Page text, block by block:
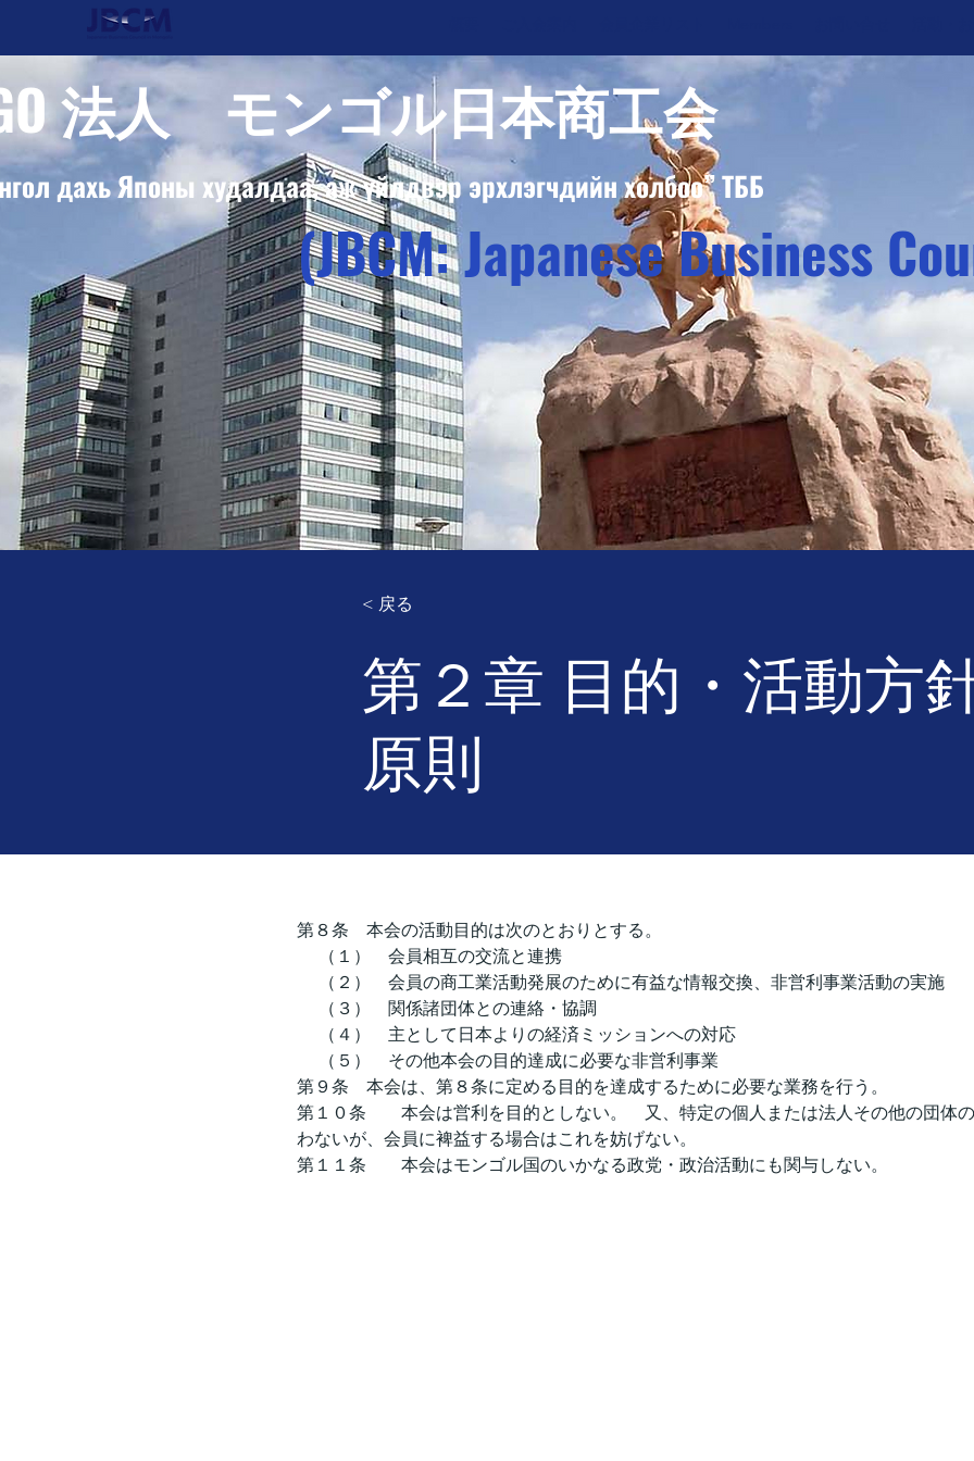
法人 モンゴル日本商工会
дахь Японы худалдаа, аж үйлдвэр эрхлэгчдийн холбоо” ТББ
(JBCM: Japanese Business
フィシャ
< 戻る
第２章 目的・活動方
原則
第８条    本会の活動目的は次のとおりとする。
（１）    会員相互の交流と連携
（２）    会員の商工業活動発展のために有益な情報交換、非営利事業活動の実施
（３）    関係諸団体との連絡・協調
（４）    主として日本よりの経済ミッションへの対応
（５）    その他本会の目的達成に必要な非営利事業
第９条    本会は、第８条に定める目的を達成するために必要な業務を行う。
第１０条    　本会は営利を目的としない。　又、特定の個人または法人その他の団体
わないが、会員に裨益する場合はこれを妨げない。
第１１条    　本会はモンゴル国のいかなる政党・政治活動にも関与しない。